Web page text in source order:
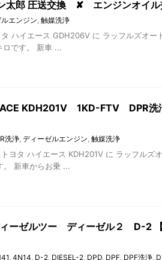
太郎 圧送交換 ✘ エンジンオイ
エンジン, 触媒洗浄
ハイエース GDH206V に ラッフルズオ
です。 新車 ...
KDH201V 1KD-FTV DPR
洗浄, ディーゼルエンジン, 触媒洗浄
ヨタ ハイエース KDH201V に ラッフルズ
。 新車からお乗 ...
ーゼルツー ディーゼル２ D-2 【
, 4N14, D-2, DIESEL-2, DPD, DPF, DPF洗浄,